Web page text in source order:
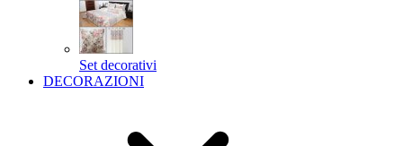
Set decorativi
DECORAZIONI